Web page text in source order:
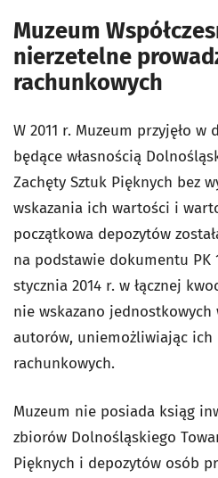
Muzeum
nierzetelne
rachunkowych
W 2011 r. Muzeum przyjęło w
będące własnością
Zachęty Sztuk Pięknych bez
wskazania ich wartości i
początkowa depozytów
na podstawie dokumentu PK
stycznia 2014 r. w łącznej
nie wskazano jednostkowych
autorów, uniemożliwiając
rachunkowych.
Muzeum nie posiada ksiąg
zbiorów Dolnośląskiego
Pięknych i depozytów osób